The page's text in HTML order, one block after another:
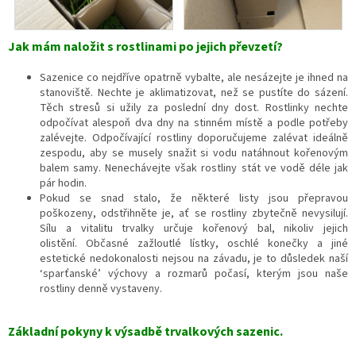
Jak mám naložit s rostlinami po jejich převzetí?
Sazenice co nejdříve opatrně vybalte, ale nesázejte je ihned na
stanoviště. Nechte je aklimatizovat, než se pustíte do sázení.
Těch stresů si užily za poslední dny dost. Rostlinky nechte
odpočívat alespoň dva dny na stinném místě a podle potřeby
zalévejte. Odpočívající rostliny doporučujeme zalévat ideálně
zespodu, aby se musely snažit si vodu natáhnout kořenovým
balem samy. Nenechávejte však rostliny stát ve vodě déle jak
pár hodin.
Pokud se snad stalo, že některé listy jsou přepravou
poškozeny, odstřihněte je, ať se rostliny zbytečně nevysilují.
Sílu a vitalitu trvalky určuje kořenový bal, nikoliv jejich
olistění. Občasné zažloutlé lístky, oschlé konečky a jiné
estetické nedokonalosti nejsou na závadu, je to důsledek naší
‘sparťanské’ výchovy a rozmarů počasí, kterým jsou naše
rostliny denně vystaveny.
Základní pokyny k výsadbě trvalkových sazenic.